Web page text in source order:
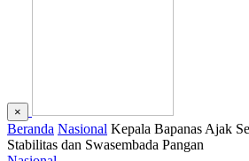
×
Beranda Nasional Kepala Bapanas Ajak
Stabilitas dan Swasembada Pangan